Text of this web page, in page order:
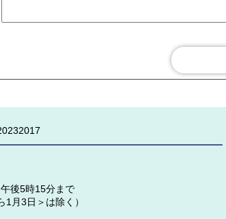
後5時15分まで
月3日＞は除く）